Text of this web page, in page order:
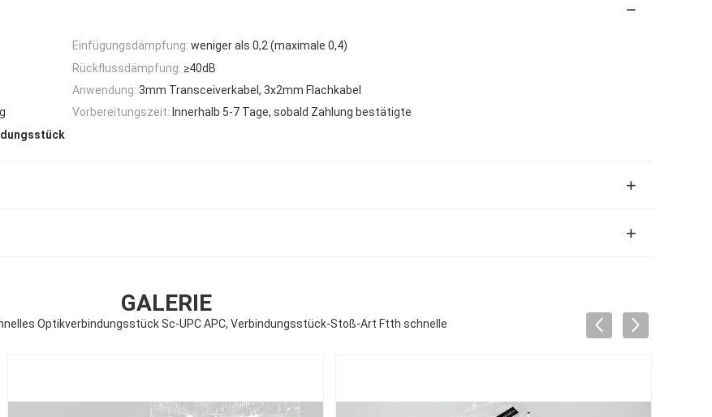
Einfügungsdämpfung: weniger als 0,2 (maximale 0,4)
Rückflussdämpfung: ≥40dB
Anwendung: 3mm Transceiverkabel, 3x2mm Flachkabel
Vorbereitungszeit: Innerhalb 5-7 Tage, sobald Zahlung bestätigte
GALERIE
Optikverbindungsstück Sc-UPC APC, Verbindungsstück-Stoß-Art Ftth schnelle